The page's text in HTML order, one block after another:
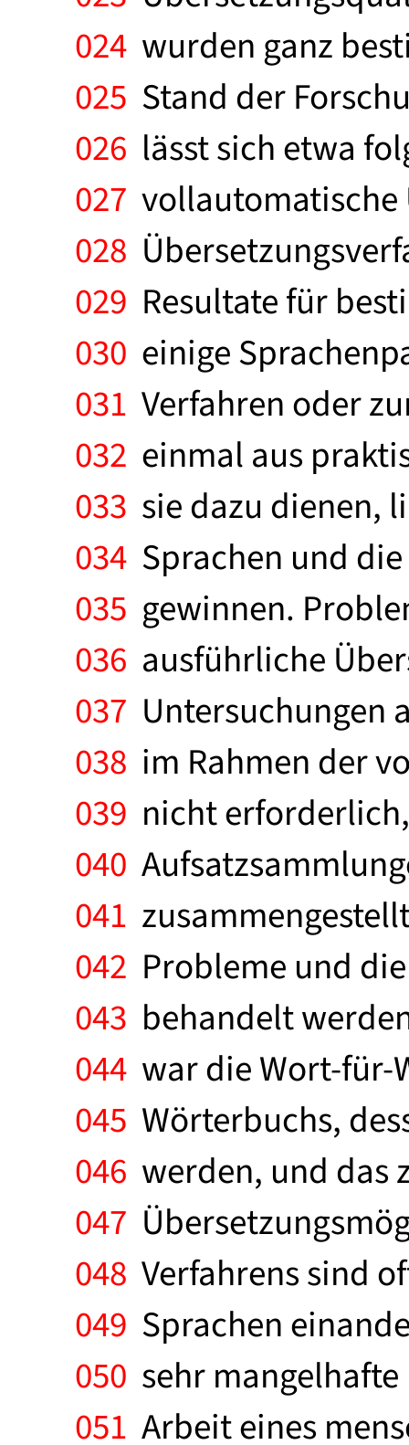
024 wurden ganz
025 Stand der
026 lässt sich etwa
027 vollautomatische
028
029 Resultate für
030 einige
031 Verfahren oder
032 einmal aus
033 sie dazu dienen,
034 Sprachen und
035 gewinnen.
036 ausführliche
037 Untersuchungen
038 im Rahmen der
039 nicht
040
041
042 Probleme und
043 behandelt
044 war die Wort-für-
045 Wörterbuchs,
046 werden, und das
047
048 Verfahrens sind
049 Sprachen
050 sehr
051 Arbeit eines